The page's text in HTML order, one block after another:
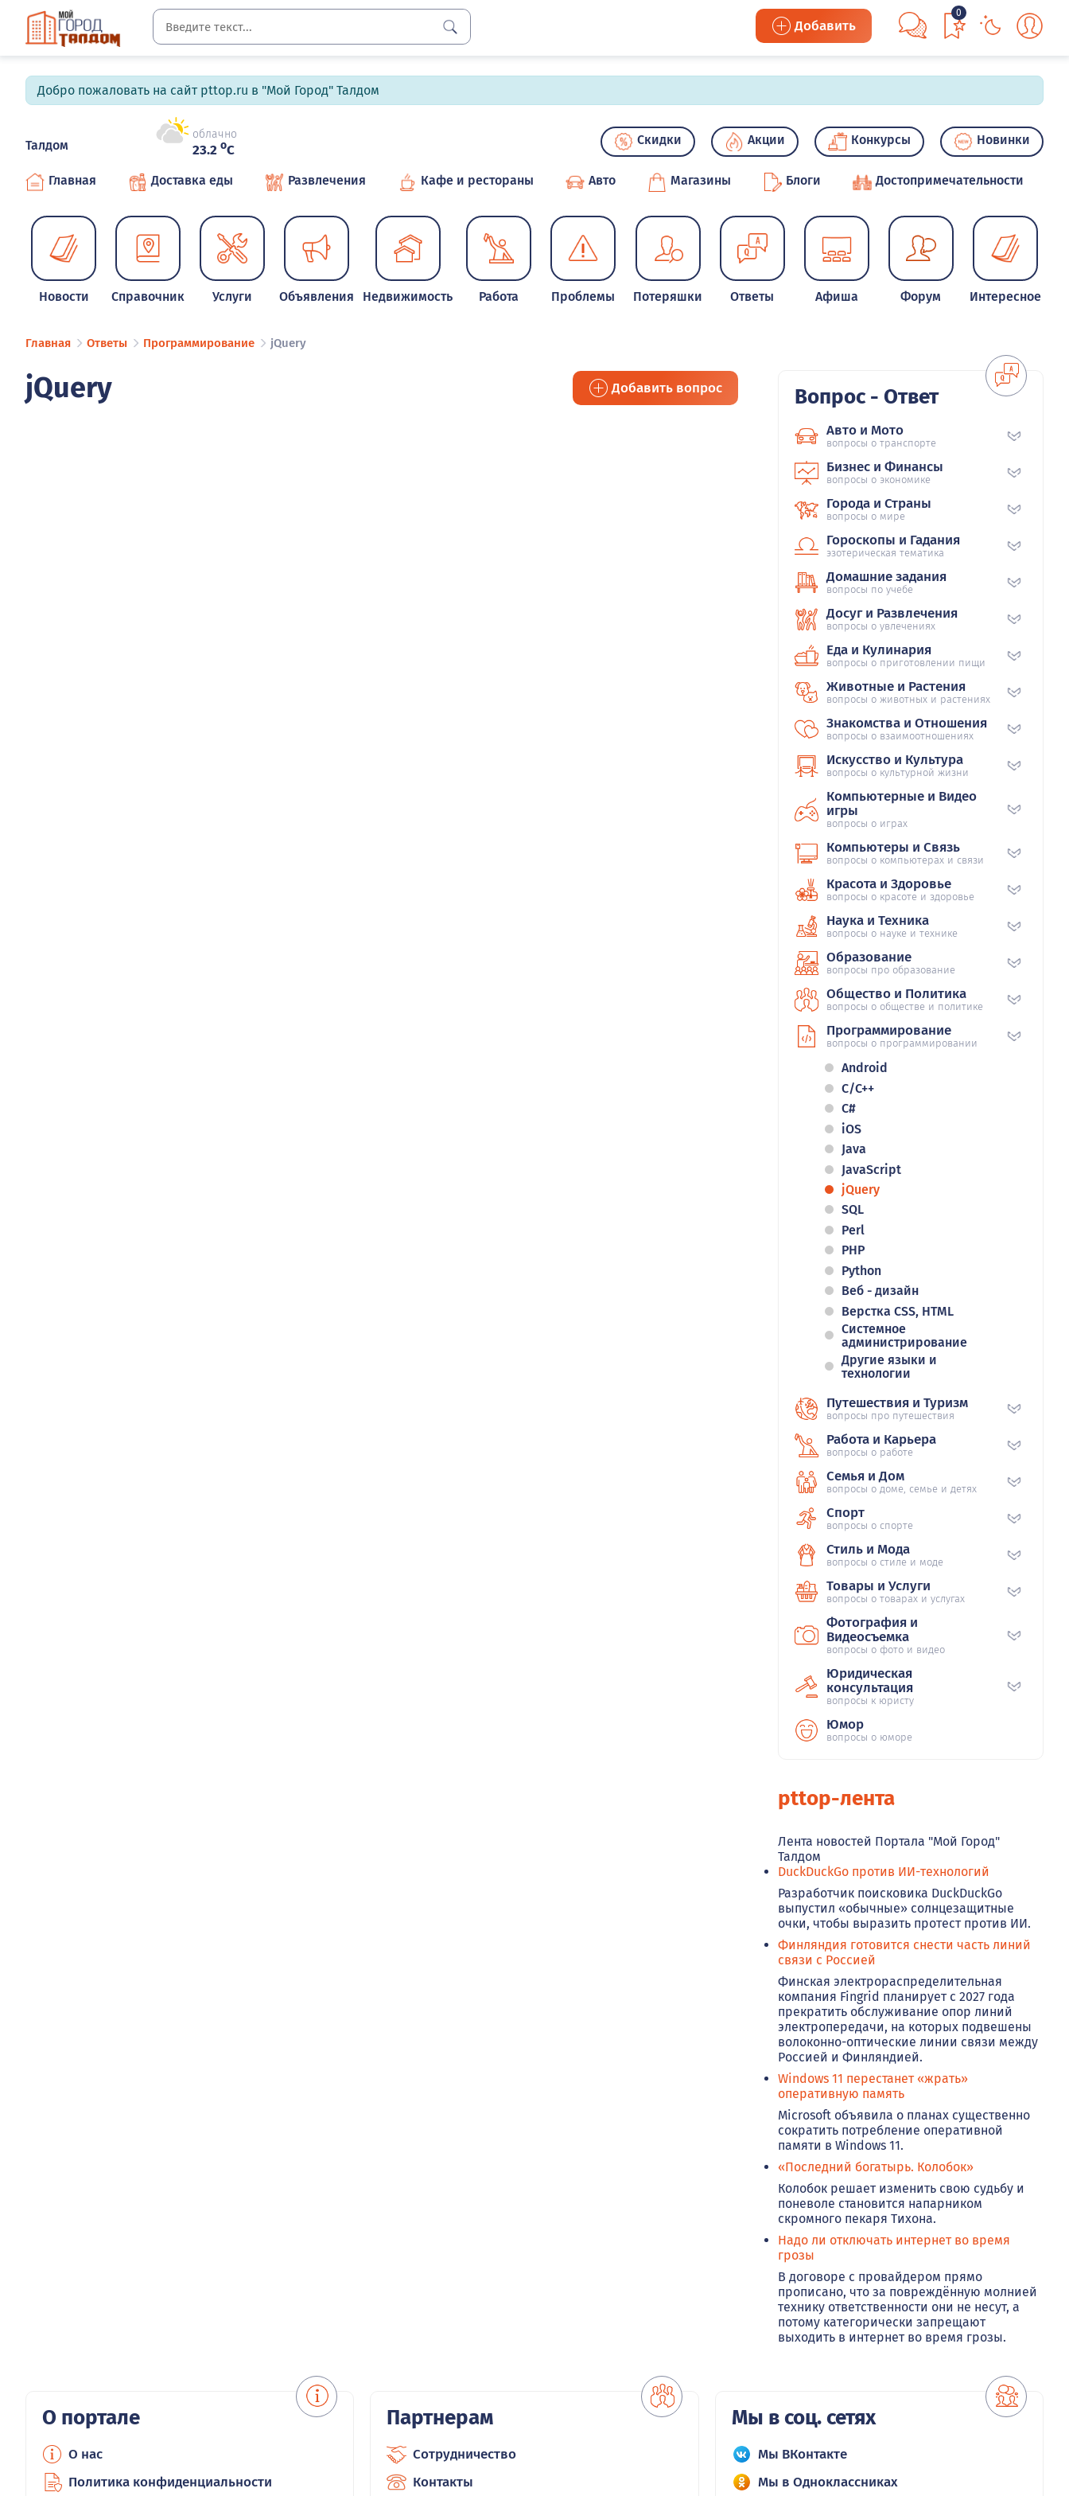
Добавить
0
Добро пожаловать на сайт pttop.ru в "Мой Город" Талдом
Талдом
облачно
23.2 oC
Скидки Акции Конкурсы Новинки
Главная Доставка еды Развлечения Кафе и рестораны Авто Магазины Блоги Достопримечательности
Новости Справочник Услуги Объявления Недвижимость Работа Проблемы Потеряшки Ответы Афиша Форум Интересное
Главная Ответы Программирование jQuery
jQuery Добавить вопрос Вопрос - Ответ
Авто и Мото
вопросы о транспорте
Бизнес и Финансы
вопросы о экономике
Города и Страны
вопросы о мире
Гороскопы и Гадания
эзотерическая тематика
Домашние задания
вопросы по учебе
Досуг и Развлечения
вопросы о увлечениях
Еда и Кулинария
вопросы о приготовлении пищи
Животные и Растения
вопросы о животных и растениях
Знакомства и Отношения
вопросы о взаимоотношениях
Искусство и Культура
вопросы о культурной жизни
Компьютерные и Видео
игры
вопросы о играх
Компьютеры и Связь
вопросы о компьютерах и связи
Красота и Здоровье
вопросы о красоте и здоровье
Наука и Техника
вопросы о науке и технике
Образование
вопросы про образование
Общество и Политика
вопросы о обществе и политике
Программирование
вопросы о программировании
Android
C/C++
C#
iOS
Java
JavaScript
jQuery
SQL
Perl
PHP
Python
Веб - дизайн
Верстка CSS, HTML
Системное
администрирование
Другие языки и
технологии
Путешествия и Туризм
вопросы про путешествия
Работа и Карьера
вопросы о работе
Семья и Дом
вопросы о доме, семье и детях
Спорт
вопросы о спорте
Стиль и Мода
вопросы о стиле и моде
Товары и Услуги
вопросы о товарах и услугах
Фотография и
Видеосъемка
вопросы о фото и видео
Юридическая
консультация
вопросы к юристу
Юмор
вопросы о юморе
pttop-лента
Лента новостей Портала "Мой Город"
Талдом
DuckDuckGo против ИИ-технологий
Разработчик поисковика DuckDuckGo
выпустил «обычные» солнцезащитные
очки, чтобы выразить протест против ИИ.
Финляндия готовится снести часть линий
связи с Россией
Финская электрораспределительная
компания Fingrid планирует с 2027 года
прекратить обслуживание опор линий
электропередачи, на которых подвешены
волоконно-оптические линии связи между
Россией и Финляндией.
Windows 11 перестанет «жрать»
оперативную память
Microsoft объявила о планах существенно
сократить потребление оперативной
памяти в Windows 11.
«Последний богатырь. Колобок»
Колобок решает изменить свою судьбу и
поневоле становится напарником
скромного пекаря Тихона.
Надо ли отключать интернет во время
грозы
В договоре с провайдером прямо
прописано, что за повреждённую молнией
технику ответственности они не несут, а
потому категорически запрещают
выходить в интернет во время грозы.
О портале
О нас
Политика конфиденциальности
Партнерам
Сотрудничество
Контакты
Мы в соц. сетях
Мы ВКонтакте
Мы в Одноклассниках